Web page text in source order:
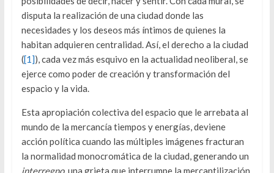
disputa la realización de una ciudad donde las
necesidades y los deseos más íntimos de quienes la
habitan adquieren centralidad. Así, el derecho a la ciudad
([1]), cada vez más esquivo en la actualidad neoliberal, se
ejerce como poder de creación y transformación del
espacio y la vida.
Esta apropiación colectiva del espacio que le arrebata al
mundo de la mercancía tiempos y energías, deviene
acción política cuando las múltiples imágenes fracturan
la normalidad monocromática de la ciudad, generando un
interregno, una grieta que interrumpe la mercantilización